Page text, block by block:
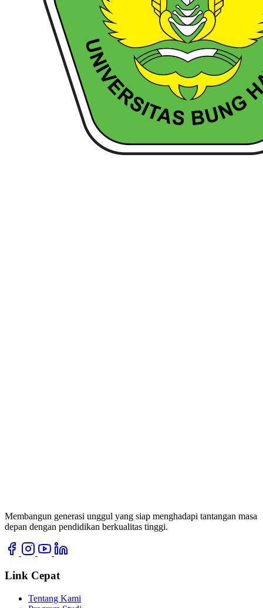
Membangun generasi unggul yang siap menghadapi tantangan masa
depan dengan pendidikan berkualitas tinggi.
Link Cepat
Tentang Kami